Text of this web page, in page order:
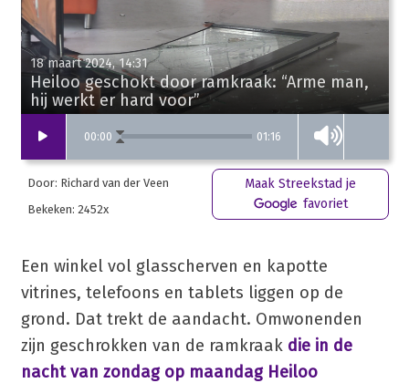
00:00 01:16
18 maart 2024, 14:31
Heiloo geschokt door ramkraak: “Arme man,
hij werkt er hard voor”
Door: Richard van der Veen
Bekeken: 2452x
Maak Streekstad je
favoriet
Een winkel vol glasscherven en kapotte
vitrines, telefoons en tablets liggen op de
grond. Dat trekt de aandacht. Omwonenden
zijn geschrokken van de ramkraak die in de
nacht van zondag op maandag Heiloo